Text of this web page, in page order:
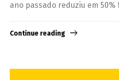
ano passado reduziu em 50%
Continue reading